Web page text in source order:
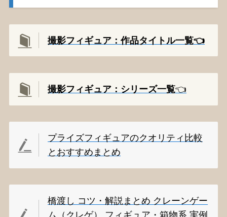
撮影フィギュア：作品タイトル一覧👈️
撮影フィギュア：シリーズ一覧👈️
プライズフィギュアのクオリティ比較
とおすすめまとめ
橋渡し コツ・解説まとめ クレーンゲー
ム（クレゲ） フィギュア・箱物系 実例